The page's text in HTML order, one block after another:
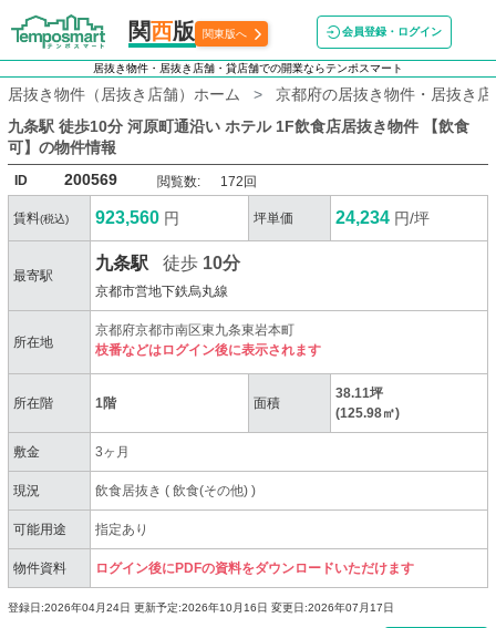
関西版 関東版へ 会員登録・ログイン
居抜き物件・居抜き店舗・貸店舗での開業ならテンポスマート
居抜き物件（居抜き店舗）ホーム
京都府の居抜き物件・居抜き
九条駅 徒歩10分 河原町通沿い ホテル 1F飲食店居抜き物件 【飲食
可】 の物件情報
ID 200569 閲覧数: 172回
賃料(税込) 923,560 円 坪単価 24,234 円/坪
最寄駅
九条駅 徒歩 10分
京都市営地下鉄烏丸線
所在地
京都府京都市南区東九条東岩本町
枝番などはログイン後に表示されます
所在階 1階 面積
38.11坪
(125.98㎡)
敷金 3ヶ月
現況 飲食居抜き(飲食(その他))
可能用途 指定あり
物件資料 ログイン後にPDFの資料をダウンロードいただけます
登録日:2026年04月24日 更新予定:2026年10月16日 変更日:2026年07月17日